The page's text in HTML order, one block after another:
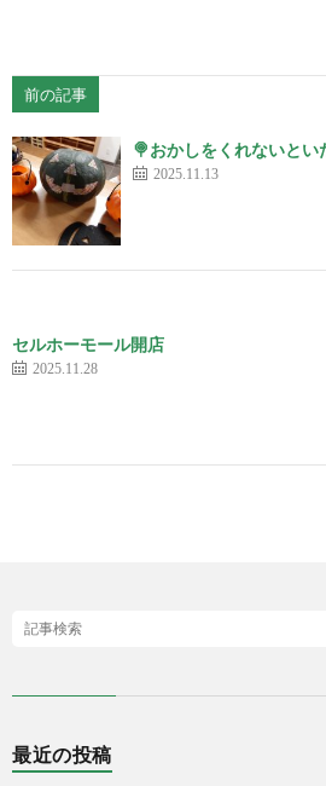
前の記事
🍭おかしをくれないとい
2025.11.13
セルホーモール開店
2025.11.28
最近の投稿